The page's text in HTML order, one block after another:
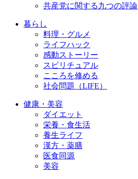
共産党に関する九つの評論
暮らし
料理・グルメ
ライフハック
感動ストーリー
スピリチュアル
こころを修める
社会問題（LIFE）
健康・美容
ダイエット
栄養・食生活
養生ライフ
漢方・薬膳
医食同源
美容